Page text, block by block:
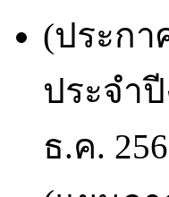
(ประกา
ประจำ
ธ.ค.